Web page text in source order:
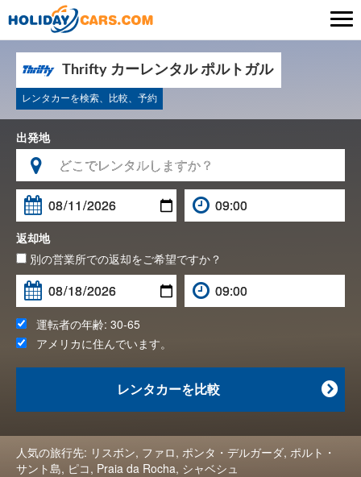
Thrifty カーレンタル ポルトガル
レンタカーを検索、比較、予約
出発地


返却地
別の営業所での返却をご希望ですか？
運転者の年齢: 30-65
アメリカに住んでいます。

レンタカーを比較
人気の旅行先: リスボン, ファロ, ポンタ・デルガーダ, ポルト・
サント島, ピコ, Praia da Rocha, シャベシュ